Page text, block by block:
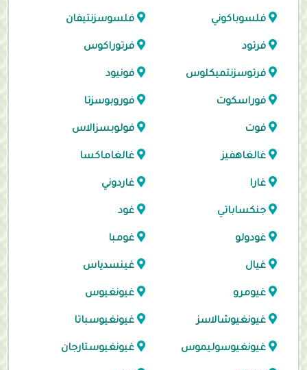
فلسوباكوني فلسوسزنتيفان
فرتود فرتوراكوس
فرتوسزنتميكلوس فونيود
فوراسكوت فوروبوسزتا
فوت فولوبسزالاس
غالغاهفيز غالغاماكسا
غارا غاردوني
جنكساباتي غود
غودولو غومبا
غيال غينسدياس
غيومرو غيونغيوس
غيونغيوشالاسز غيونغيوسباتا
غيونغيوسوليموس غيونغيوستارجان